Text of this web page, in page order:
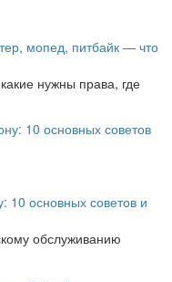
мопед, питбайк — что
нужны права, где
10 основных советов и
обслуживанию